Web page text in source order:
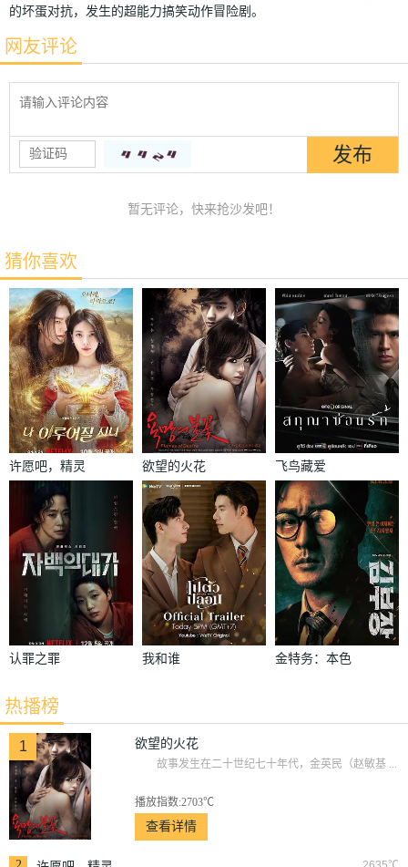
的坏蛋对抗，发生的超能力搞笑动作冒险剧。
网友评论
暂无评论，快来抢沙发吧！
猜你喜欢
许愿吧，精灵 欲望的火花 飞鸟藏爱
认罪之罪 我和谁
金特务：本色
热播榜
1 欲望的火花
故事发生在二十世纪七十年代，金英民（赵敏基 ...
播放指数:2703℃
查看详情